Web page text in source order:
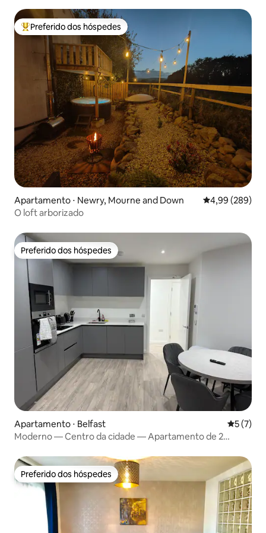
Entre os melhores preferidos dos hóspedes
Preferido dos hóspedes
Apartamento ⋅ Newry, Mourne and Down 4,99 de uma
4,99 (289)
O loft arborizado
Preferido dos hóspedes
Preferido dos hóspedes
Apartamento ⋅ Belfast 5 de
5 (7)
Moderno — Centro da cidade — Apartamento de 2
Preferido dos hóspedes
Preferido dos hóspedes